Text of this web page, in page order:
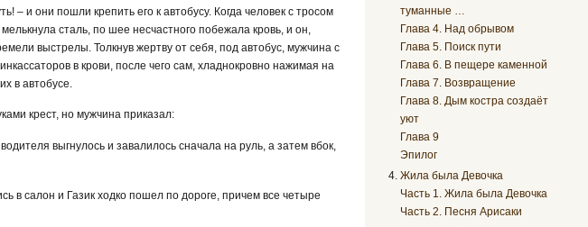
– и они пошли крепить его к автобусу. Когда человек с тросом
сталь, по шее несчастного побежала кровь, и он,
выстрелы. Толкнув жертву от себя, под автобус, мужчина с
в крови, после чего сам, хладнокровно нажимая на
в автобусе.
крест, но мужчина приказал:
выгнулось и завалилось сначала на руль, а затем вбок,
в салон и Газик ходко пошел по дороге, причем все четыре
туманные …
Глава 4. Над обрывом
Глава 5. Поиск пути
Глава 6. В пещере каменной
Глава 7. Возвращение
Глава 8. Дым костра создаёт
уют
Глава 9
Эпилог
Жила была Девочка
Часть 1. Жила была Девочка
Часть 2. Песня Арисаки